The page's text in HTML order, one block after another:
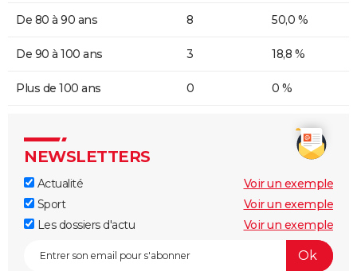
De 80 à 90 ans 8 50,0 %
De 90 à 100 ans 3 18,8 %
Plus de 100 ans 0 0 %
NEWSLETTERS
Actualité
Voir un exemple
Sport
Voir un exemple
Les dossiers d'actu
Voir un exemple